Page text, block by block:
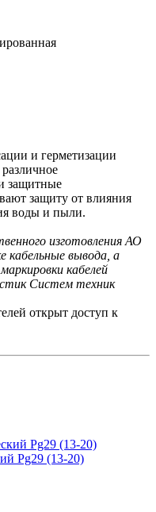
и герметизации
защитные
защиту от влияния
воды и пыли.
изготовления АО
кабельные вывода, а
кабелей
Систем техник
открыт доступ к
Pg29 (13-20)